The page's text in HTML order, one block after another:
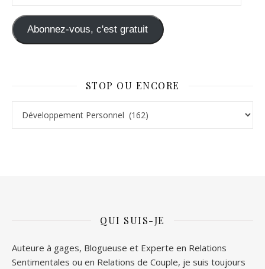
Abonnez-vous, c'est gratuit
STOP OU ENCORE
QUI SUIS-JE
Auteure à gages, Blogueuse et Experte en Relations
Sentimentales ou en Relations de Couple, je suis toujours